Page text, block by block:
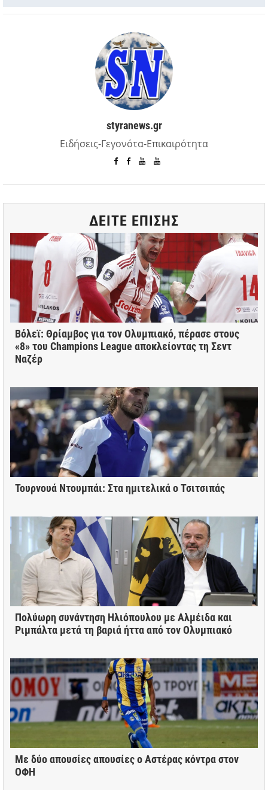
styranews.gr
Ειδήσεις-Γεγονότα-Επικαιρότητα
ΔΕΙΤΕ ΕΠΙΣΗΣ
Βόλεϊ: Θρίαμβος για τον Ολυμπιακό, πέρασε στους
«8» του Champions League αποκλείοντας τη Σεντ
Ναζέρ
Τουρνουά Ντουμπάι: Στα ημιτελικά ο Τσιτσιπάς
Πολύωρη συνάντηση Ηλιόπουλου με Αλμέιδα και
Ριμπάλτα μετά τη βαριά ήττα από τον Ολυμπιακό
Με δύο απουσίες απουσίες ο Αστέρας κόντρα στον
ΟΦΗ